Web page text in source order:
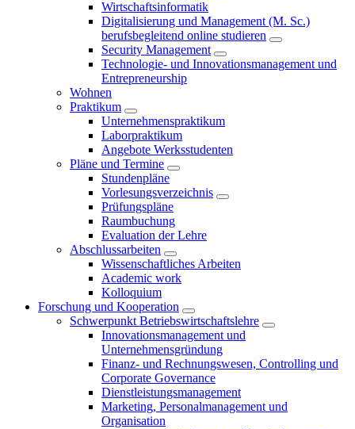
Wirtschaftsinformatik
Digitalisierung und Management (M. Sc.)
berufsbegleitend online studieren
Security Management
Technologie- und Innovationsmanagement und
Entrepreneurship
Wohnen
Praktikum
Unternehmenspraktikum
Laborpraktikum
Angebote Werksstudenten
Pläne und Termine
Stundenpläne
Vorlesungsverzeichnis
Prüfungspläne
Raumbuchung
Evaluation der Lehre
Abschlussarbeiten
Wissenschaftliches Arbeiten
Academic work
Kolloquium
Forschung und Kooperation
Schwerpunkt Betriebswirtschaftslehre
Innovationsmanagement und
Unternehmensgründung
Finanz- und Rechnungswesen, Controlling und
Corporate Governance
Dienstleistungsmanagement
Marketing, Personalmanagement und
Organisation